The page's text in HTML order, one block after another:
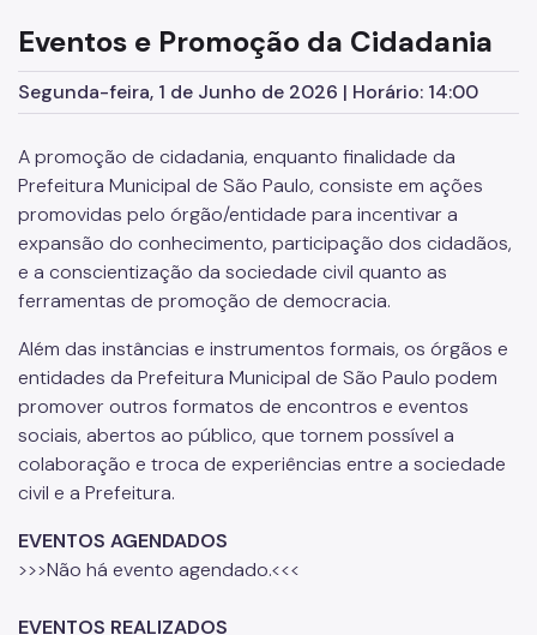
Rede Socioassistencial
Painéis
Pessoa em situação de rua
Programa Reencontro
Crianças e Adolescentes
Jovens e Adultos
Idosos
Pessoas com Deficiência
Famílias
Mulheres Vítimas de Violência
Eventos e Promoção da Cidadania
Segunda-feira, 1 de Junho de 2026 | Horário: 14:00
A promoção de cidadania, enquanto finalidade da
Prefeitura Municipal de São Paulo, consiste em ações
promovidas pelo órgão/entidade para incentivar a
expansão do conhecimento, participação dos cidadãos,
e a conscientização da sociedade civil quanto as
ferramentas de promoção de democracia.
Além das instâncias e instrumentos formais, os órgãos e
entidades da Prefeitura Municipal de São Paulo podem
promover outros formatos de encontros e eventos
sociais, abertos ao público, que tornem possível a
colaboração e troca de experiências entre a sociedade
civil e a Prefeitura.
EVENTOS AGENDADOS
>>>Não há evento agendado.<<<
EVENTOS REALIZADOS